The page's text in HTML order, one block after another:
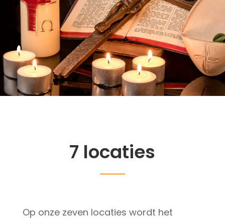
7 locaties
Op onze zeven locaties wordt het